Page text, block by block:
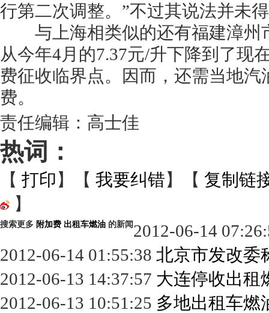
行第二次调整。”不过其说法并未
与上海相类似的还有福建漳州
从今年4月的7.37元/升下降到了现
费征收临界点。因而，还需当地
费。
责任编辑：高士佳
热词：
【 打印 】【 我要纠错】【 复制链
】
搜索更多 附加费 出租车燃油 的新闻 2012-06-14
2012-06-14 01:55:38 北京市发改委
2012-06-13 14:37:57 大连停收出租
2012-06-13 10:51:25 多地出租车燃